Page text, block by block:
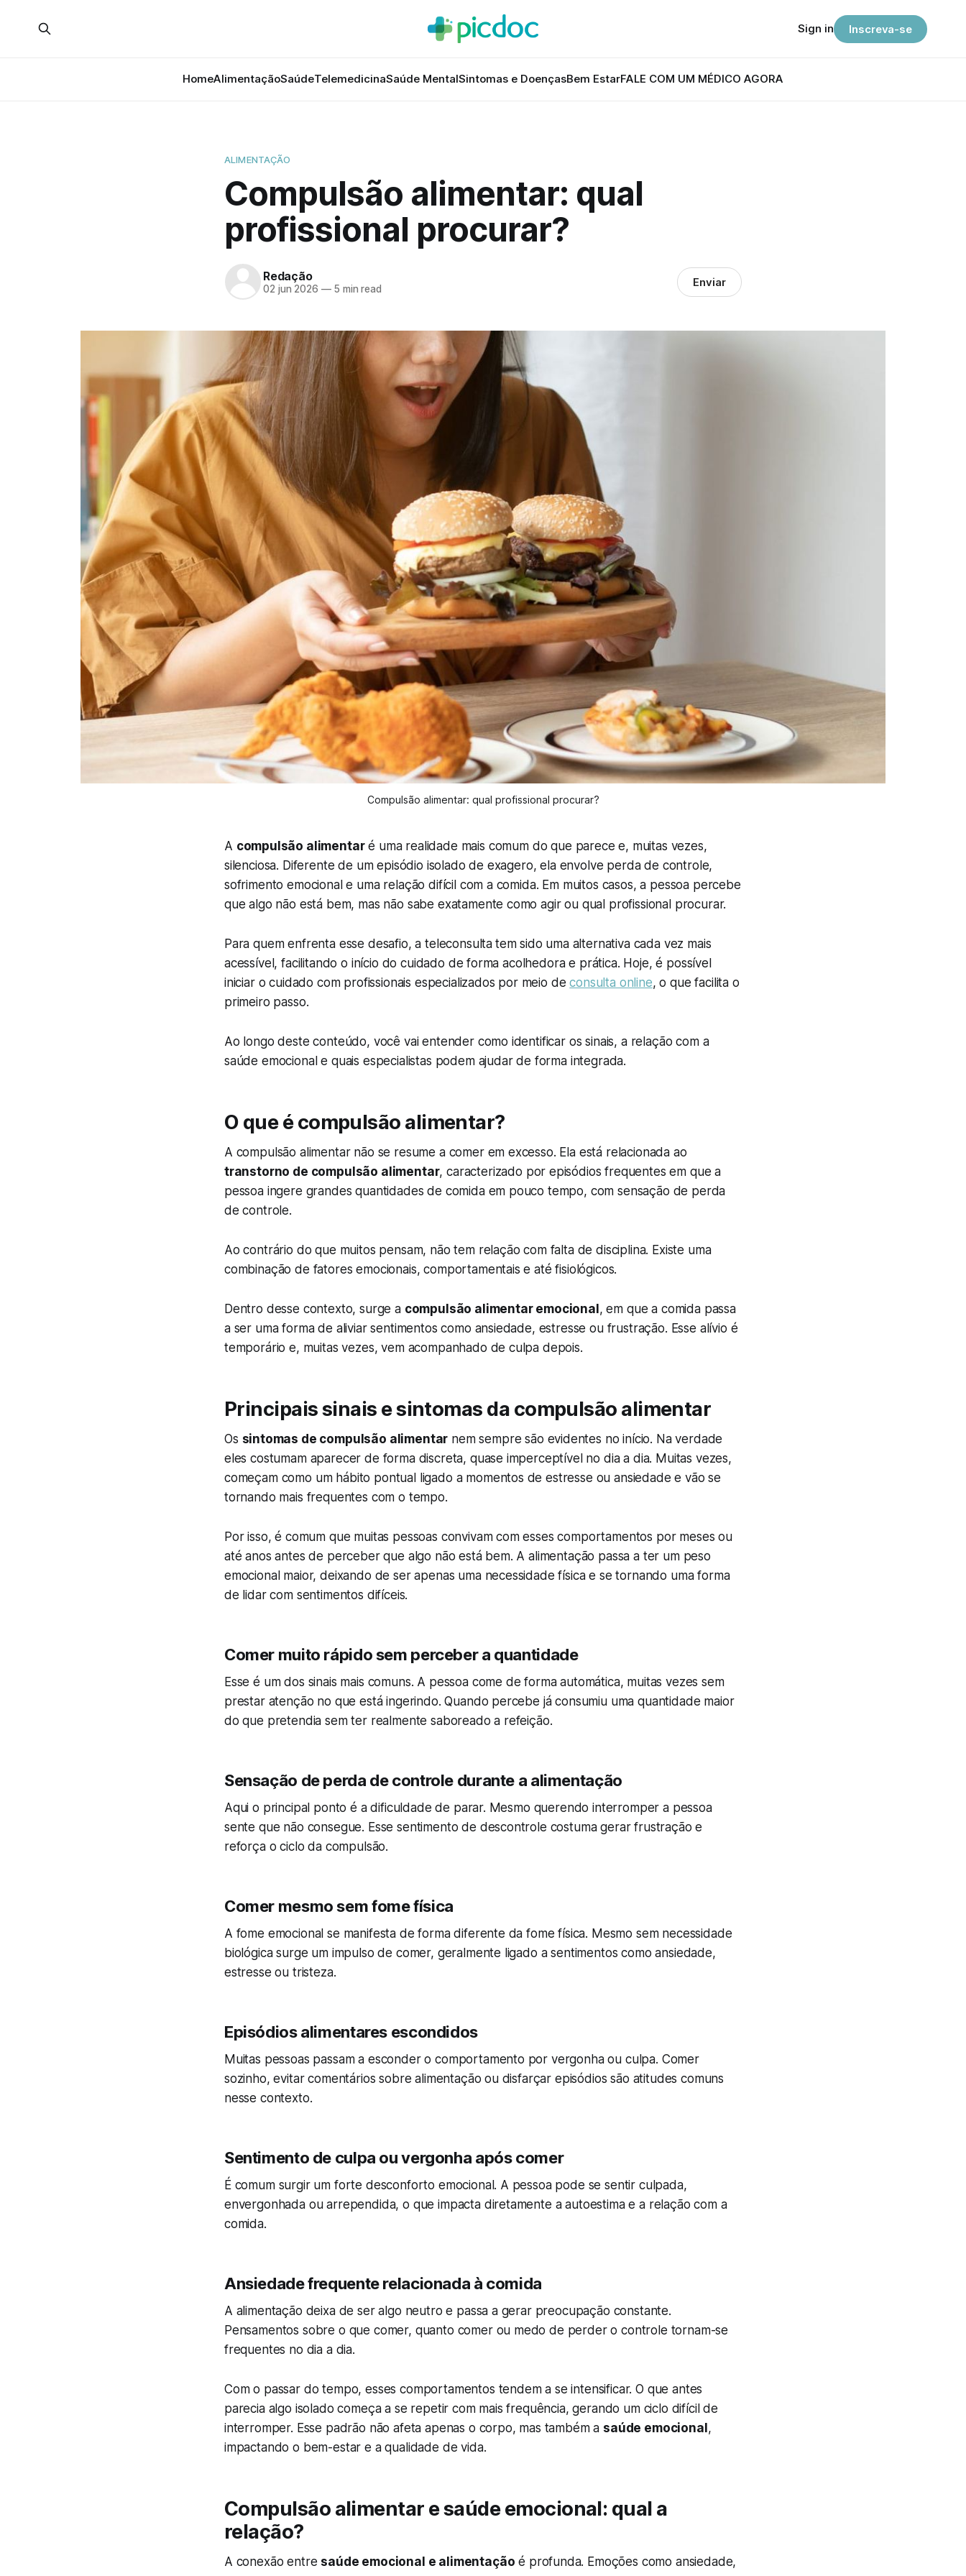
HomeAlimentaçãoSaúdeTelemedicinaSaúde MentalSintomas e DoençasBem EstarFALE COM UM MÉDICO AGORA
Sign in Inscreva-se
ALIMENTAÇÃO
Compulsão alimentar: qual
profissional procurar?
Redação
02 jun 2026 —5 min read Enviar
Compulsão alimentar: qual profissional procurar?
A compulsão alimentaré uma realidade mais comum do que parece e, muitas vezes,
silenciosa. Diferente de um episódio isolado de exagero, ela envolve perda de controle,
sofrimento emocional e uma relação difícil com a comida. Em muitos casos, a pessoa percebe
que algo não está bem, mas não sabe exatamente como agir ou qual profissional procurar.
Para quem enfrenta esse desafio, a teleconsulta tem sido uma alternativa cada vez mais
acessível, facilitando o início do cuidado de forma acolhedora e prática. Hoje, é possível
iniciar o cuidado com profissionais especializados por meio deconsulta online, o que facilita o
primeiro passo.
Ao longo deste conteúdo, você vai entender como identificar os sinais, a relação com a
saúde emocional e quais especialistas podem ajudar de forma integrada.
O que é compulsão alimentar?
A compulsão alimentar não se resume a comer em excesso. Ela está relacionada ao
transtorno de compulsão alimentar, caracterizado por episódios frequentes em que a
pessoa ingere grandes quantidades de comida em pouco tempo, com sensação de perda
de controle.
Ao contrário do que muitos pensam, não tem relação com falta de disciplina. Existe uma
combinação de fatores emocionais, comportamentais e até fisiológicos.
Dentro desse contexto, surge a compulsão alimentar emocional , em que a comida passa
a ser uma forma de aliviar sentimentos como ansiedade, estresse ou frustração. Esse alívio é
temporário e, muitas vezes, vem acompanhado de culpa depois.
Principais sinais e sintomas da compulsão alimentar
Os sintomas de compulsão alimentar nem sempre são evidentes no início. Na verdade
eles costumam aparecer de forma discreta, quase imperceptível no dia a dia. Muitas vezes,
começam como um hábito pontual ligado a momentos de estresse ou ansiedade e vão se
tornando mais frequentes com o tempo.
Por isso, é comum que muitas pessoas convivam com esses comportamentos por meses ou
até anos antes de perceber que algo não está bem. A alimentação passa a ter um peso
emocional maior, deixando de ser apenas uma necessidade física e se tornando uma forma
de lidar com sentimentos difíceis.
Comer muito rápido sem perceber a quantidade
Esse é um dos sinais mais comuns. A pessoa come de forma automática, muitas vezes sem
prestar atenção no que está ingerindo. Quando percebe já consumiu uma quantidade maior
do que pretendia sem ter realmente saboreado a refeição.
Sensação de perda de controle durante a alimentação
Aqui o principal ponto é a dificuldade de parar. Mesmo querendo interromper a pessoa
sente que não consegue. Esse sentimento de descontrole costuma gerar frustração e
reforça o ciclo da compulsão.
Comer mesmo sem fome física
A fome emocional se manifesta de forma diferente da fome física. Mesmo sem necessidade
biológica surge um impulso de comer, geralmente ligado a sentimentos como ansiedade,
estresse ou tristeza.
Episódios alimentares escondidos
Muitas pessoas passam a esconder o comportamento por vergonha ou culpa. Comer
sozinho, evitar comentários sobre alimentação ou disfarçar episódios são atitudes comuns
nesse contexto.
Sentimento de culpa ou vergonha após comer
É comum surgir um forte desconforto emocional. A pessoa pode se sentir culpada,
envergonhada ou arrependida, o que impacta diretamente a autoestima e a relação com a
comida.
Ansiedade frequente relacionada à comida
A alimentação deixa de ser algo neutro e passa a gerar preocupação constante.
Pensamentos sobre o que comer, quanto comer ou medo de perder o controle tornam-se
frequentes no dia a dia.
Com o passar do tempo, esses comportamentos tendem a se intensificar. O que antes
parecia algo isolado começa a se repetir com mais frequência, gerando um ciclo difícil de
interromper. Esse padrão não afeta apenas o corpo, mas também a saúde emocional ,
impactando o bem-estar e a qualidade de vida.
Compulsão alimentar e saúde emocional: qual a
relação?
A conexão entre saúde emocional e alimentação é profunda. Emoções como ansiedade,